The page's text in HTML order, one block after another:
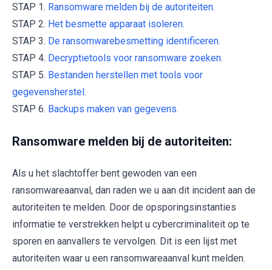
STAP 1. Ransomware melden bij de autoriteiten.
STAP 2. Het besmette apparaat isoleren.
STAP 3. De ransomwarebesmetting identificeren.
STAP 4. Decryptietools voor ransomware zoeken.
STAP 5. Bestanden herstellen met tools voor
gegevensherstel.
STAP 6. Backups maken van gegevens.
Ransomware melden bij de autoriteiten:
Als u het slachtoffer bent gewoden van een
ransomwareaanval, dan raden we u aan dit incident aan de
autoriteiten te melden. Door de opsporingsinstanties
informatie te verstrekken helpt u cybercriminaliteit op te
sporen en aanvallers te vervolgen. Dit is een lijst met
autoriteiten waar u een ransomwareaanval kunt melden.